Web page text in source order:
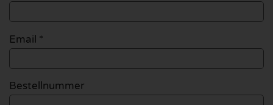
Email *
Bestellnummer